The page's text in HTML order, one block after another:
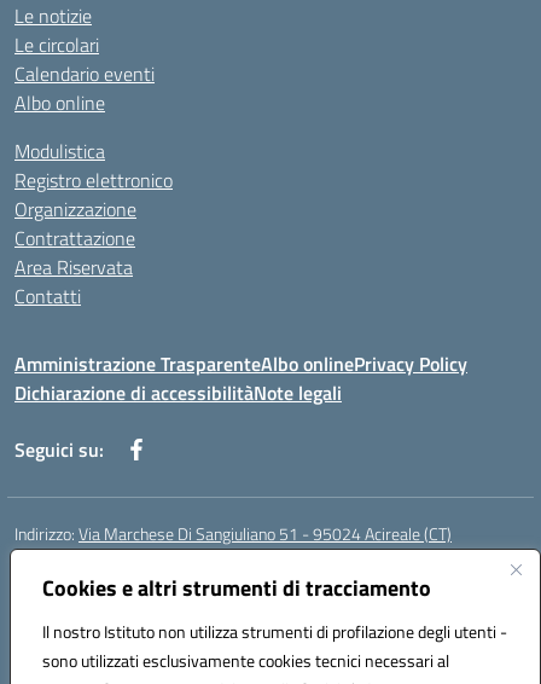
Cookies e altri strumenti di tracciamento
Il nostro Istituto non utilizza strumenti di profilazione degli utenti -
sono utilizzati esclusivamente cookies tecnici necessari al
Le notizie
Le circolari
Calendario eventi
Albo online
Modulistica
Registro elettronico
Organizzazione
Contrattazione
Area Riservata
Contatti
Amministrazione TrasparenteAlbo onlinePrivacy Policy
Dichiarazione di accessibilitàNote legali
Seguici su:
Indirizzo:Via Marchese Di Sangiuliano 51 - 95024 Acireale (CT)
Centralino:
Posta elettronica certificata (PEC):ctic8at00b@pec.istruzione.it
Codice fiscale: 81001970870
Codice meccanografico:CTIC8AT00B